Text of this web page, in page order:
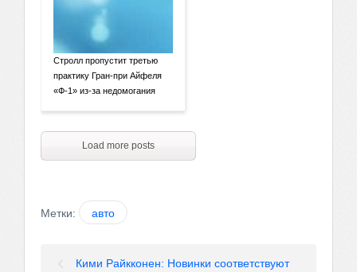
Стролл пропустит третью
практику Гран-при Айфеля
«Ф-1» из-за недомогания
Load more posts
Метки: авто
Кими Райкконен: Новинки соответствуют